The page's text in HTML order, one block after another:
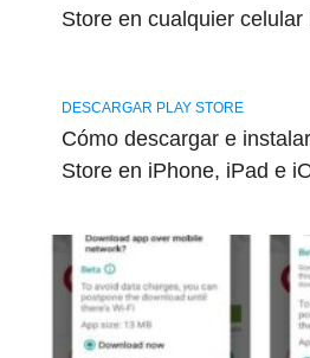
Store en cualquier celular
DESCARGAR PLAY STORE
Cómo descargar e
Store en iPhone, iPad e